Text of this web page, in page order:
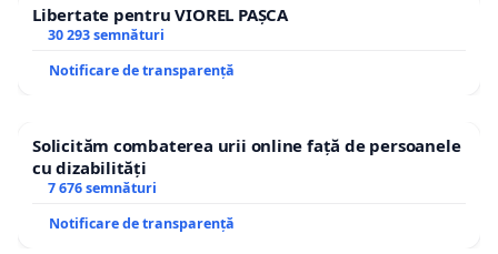
Libertate pentru VIOREL PAȘCA
30 293 semnături
Notificare de transparență
Solicităm combaterea urii online față de persoanele
cu dizabilități
7 676 semnături
Notificare de transparență